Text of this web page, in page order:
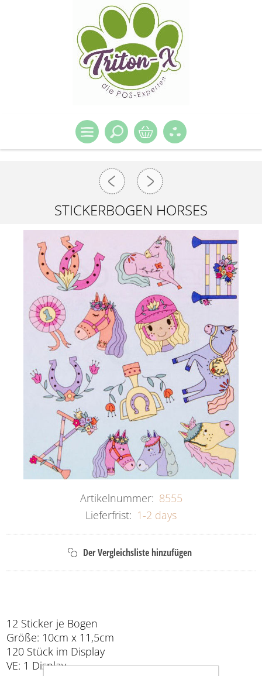
STICKERBOGEN HORSES
Artikelnummer: 8555
Lieferfrist: 1-2 days
12 Sticker je Bogen
Größe: 10cm x 11,5cm
120 Stück im Display
VE: 1 Display